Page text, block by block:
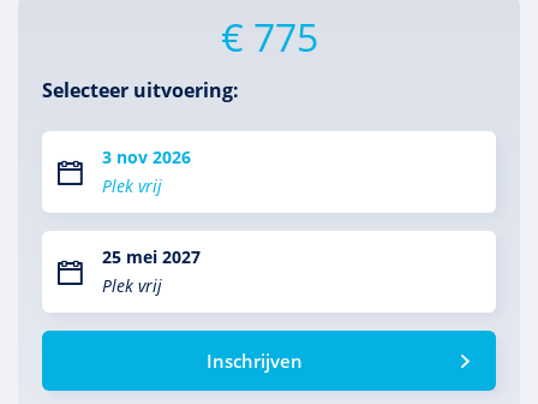
€ 775
Selecteer uitvoering:
3 nov 2026
Plek vrij
25 mei 2027
Plek vrij
Inschrijven